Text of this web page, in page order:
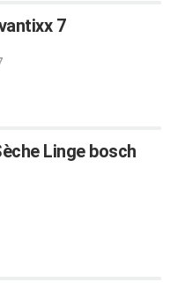
7
Linge bosch